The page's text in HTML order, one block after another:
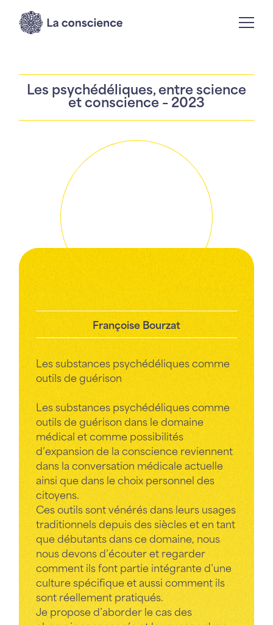
Les psychédéliques, entre science
et conscience – 2023
Françoise Bourzat
Les substances psychédéliques comme
outils de guérison
Les substances psychédéliques comme
outils de guérison dans le domaine
médical et comme possibilités
d’expansion de la conscience reviennent
dans la conversation médicale actuelle
ainsi que dans le choix personnel des
citoyens.
Ces outils sont vénérés dans leurs usages
traditionnels depuis des siècles et en tant
que débutants dans ce domaine, nous
nous devons d’écouter et regarder
comment ils font partie intégrante d’une
culture spécifique et aussi comment ils
sont réellement pratiqués.
Je propose d’aborder le cas des